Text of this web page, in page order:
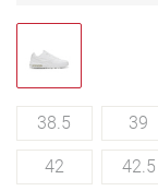
38.5 39
42 42.5